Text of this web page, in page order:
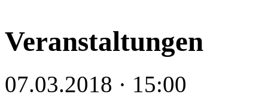
Veranstaltungen
07.03.2018 · 15:00